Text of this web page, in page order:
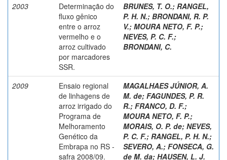
2003
Determinação do
fluxo gênico
entre o arroz
vermelho e o
arroz cultivado
por marcadores
SSR.
BRUNES, T. O.; RANGEL,
P. H. N.; BRONDANI, R. P.
V.; MOURA NETO, F. P.;
NEVES, P. C. F.;
BRONDANI, C.
2009
Ensaio regional
de linhagens de
arroz irrigado do
Programa de
Melhoramento
Genético da
Embrapa no RS -
safra 2008/09.
MAGALHAES JÚNIOR, A.
M. de; FAGUNDES, P. R.
R.; FRANCO, D. F.;
MOURA NETO, F. P.;
MORAIS, O. P. de; NEVES,
P. C. F.; RANGEL, P. H. N.;
SEVERO, A.; FONSECA, G.
de M. da; HAUSEN, L. J.